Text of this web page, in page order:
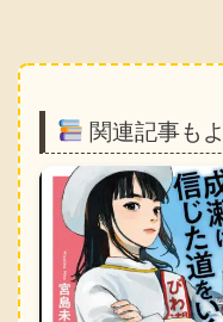
関連記事も